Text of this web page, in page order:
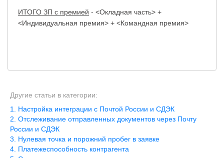
ИТОГО ЗП с премией - <Окладная часть> +
<Индивидуальная премия> + <Командная премия>
Другие статьи в категории:
Настройка интеграции с Почтой России и СДЭК
Отслеживание отправленных документов через Почту
России и СДЭК
Нулевая точка и порожний пробег в заявке
Платежеспособность контрагента